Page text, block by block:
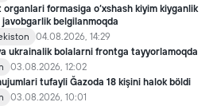
organlari formasiga o‘xshash kiyim kiyganlik
belgilanmoqda
04.08.2026, 14:29
ukrainalik bolalarni frontga tayyorlamoqda
03.08.2026, 12:02
tufayli Ğazoda 18 kişini halok böldi
03.08.2026, 10:01